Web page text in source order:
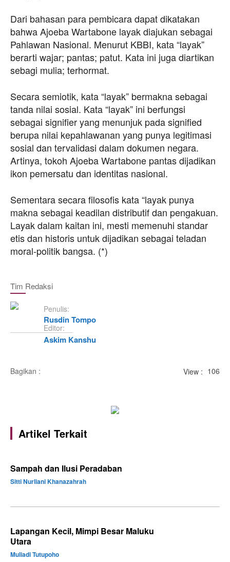
Dari bahasan para pembicara dapat dikatakan
bahwa Ajoeba Wartabone layak diajukan sebagai
Pahlawan Nasional. Menurut KBBI, kata “layak”
berarti wajar; pantas; patut. Kata ini juga diartikan
sebagi mulia; terhormat.
Secara semiotik, kata “layak” bermakna sebagai
tanda nilai sosial. Kata “layak” ini berfungsi
sebagai signifier yang menunjuk pada signified
berupa nilai kepahlawanan yang punya legitimasi
sosial dan tervalidasi dalam dokumen negara.
Artinya, tokoh Ajoeba Wartabone pantas dijadikan
ikon pemersatu dan identitas nasional.
Sementara secara filosofis kata “layak punya
makna sebagai keadilan distributif dan pengakuan.
Layak dalam kaitan ini, mesti memenuhi standar
etis dan historis untuk dijadikan sebagai teladan
moral-politik bangsa. (*)
Tim Redaksi
Penulis:
Rusdin Tompo
Editor:
Askim Kanshu
Bagikan : View : 106
Artikel Terkait
Sampah dan Ilusi Peradaban
Sitti Nurliani Khanazahrah
Lapangan Kecil, Mimpi Besar Maluku
Utara
Muliadi Tutupoho